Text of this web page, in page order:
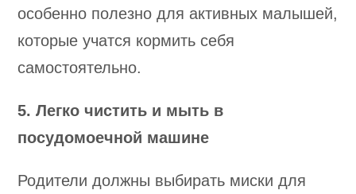
особенно полезно для активных малышей,
которые учатся кормить себя
самостоятельно.
5. Легко чистить и мыть в
посудомоечной машине
Родители должны выбирать миски для